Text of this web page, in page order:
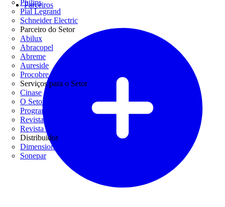
Philips
Pial Legrand
Schneider Electric
Parceiro do Setor
Abilux
Abracopel
Abreme
Aureside
Procobre
Serviços para o Setor
Cinase
O Setor Elétrico
Programa Casa Segura
Revista Lume Arquitetura
Revista Potência
Distribuidor
Dimensional
Sonepar
Parceiros